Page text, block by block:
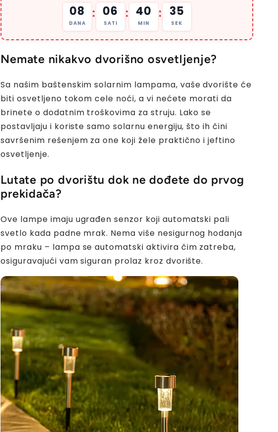
08
DANA
: 06
SATI
: 40
MIN
: 33
SEK
Nemate nikakvo dvorišno osvetljenje?
Sa našim baštenskim solarnim lampama, vaše dvorište će
biti osvetljeno tokom cele noći, a vi nećete morati da
brinete o dodatnim troškovima za struju. Lako se
postavljaju i koriste samo solarnu energiju, što ih čini
savršenim rešenjem za one koji žele praktično i jeftino
osvetljenje.
Lutate po dvorištu dok ne dođete do prvog
prekidača?
Ove lampe imaju ugrađen senzor koji automatski pali
svetlo kada padne mrak. Nema više nesigurnog hodanja
po mraku – lampa se automatski aktivira čim zatreba,
osiguravajući vam siguran prolaz kroz dvorište.